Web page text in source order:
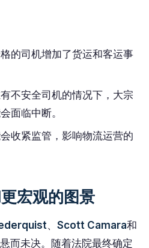
的司机增加了货运和客运事
不安全司机的情况下，大宗
面临中断。
收紧监管，影响物流运营的
宏观的图景
、 Scott Camara和
而未决。随着法院最终确定